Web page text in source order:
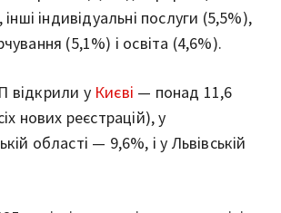
індивідуальні послуги (5,5%),
(5,1%) і освіта (4,6%).
відкрили у Києві — понад 11,6
нових реєстрацій), у
області — 9,6%, і у Львівській